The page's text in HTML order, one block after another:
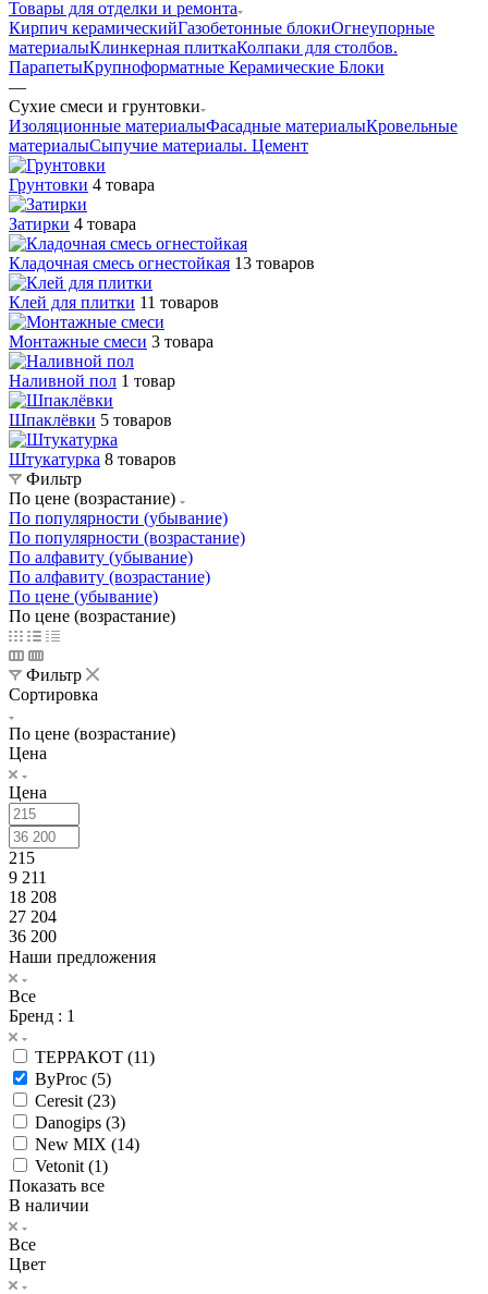
Товары для отделки и ремонта
Кирпич керамическийГазобетонные блокиОгнеупорные
материалыКлинкерная плиткаКолпаки для столбов.
ПарапетыКрупноформатные Керамические Блоки
—
Сухие смеси и грунтовки
Изоляционные материалыФасадные материалыКровельные
материалыСыпучие материалы. Цемент
Грунтовки 4 товара
Затирки 4 товара
Кладочная смесь огнестойкая 13 товаров
Клей для плитки 11 товаров
Монтажные смеси 3 товара
Наливной пол 1 товар
Шпаклёвки 5 товаров
Штукатурка 8 товаров
Фильтр
По цене (возрастание)
По популярности (убывание)
По популярности (возрастание)
По алфавиту (убывание)
По алфавиту (возрастание)
По цене (убывание)
По цене (возрастание)
Фильтр
Сортировка
По цене (возрастание)
Цена
Цена
215
9 211
18 208
27 204
36 200
Наши предложения
Все
Бренд : 1
ТЕРРАКОТ (11)
ByProc (5)
Ceresit (23)
Danogips (3)
New MIX (14)
Vetonit (1)
Показать все
В наличии
Все
Цвет